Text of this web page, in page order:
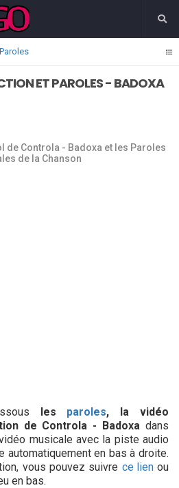
ET PAROLES - BADOXA
de Controla - Badoxa et les Paroles
de la Chanson
les paroles, la vidéo
de Controla - Badoxa dans
musicale avec la piste audio
automatiquement en bas à droite.
vous pouvez suivre ce lienou
en bas.